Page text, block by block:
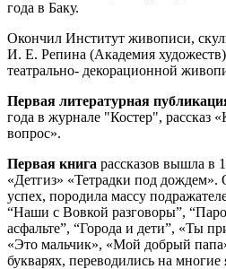
года в Баку.
Окончил Институт живописи,
И. Е. Репина (Академия
театрально- декорационной
Первая литературная
года в журнале "Костер", рассказ
вопрос».
Первая книга рассказов вышла в
«Детгиз» «Тетрадки под
успех, породила массу
“Наши с Вовкой разговоры”,
асфальте”, “Города и дети”, «Ты
«Это мальчик», «Мой добрый
букварях, переводились на многие